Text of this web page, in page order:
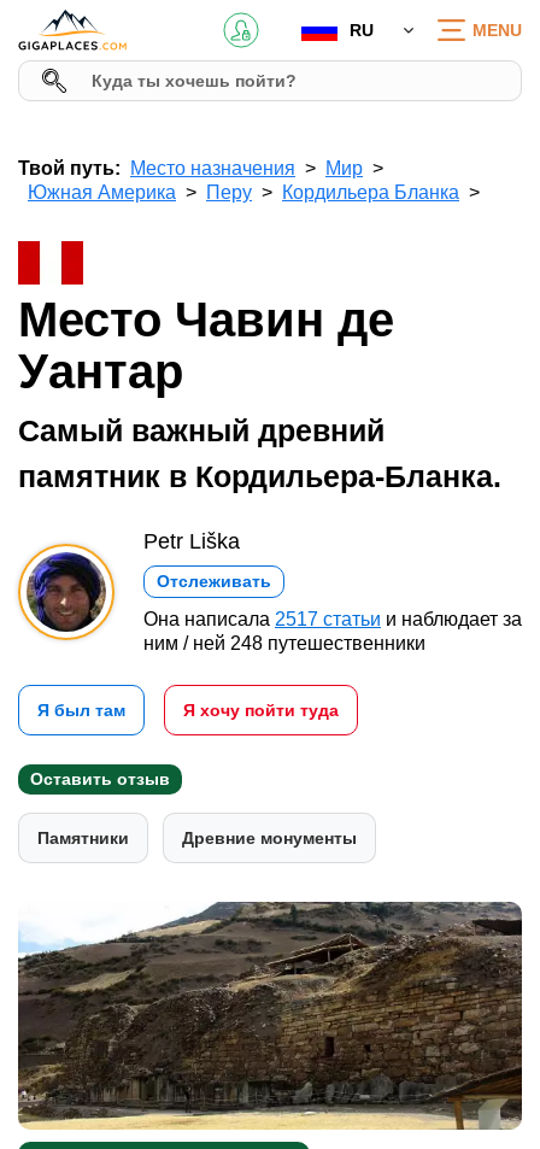
RU MENU
Твой путь: Место назначения
Мир
Южная Америка
Перу Кордильера Бланка
Место Чавин де
Уантар
Самый важный древний
памятник в Кордильера-Бланка.
Petr Liška
Отслеживать
Она написала 2517 статьи и наблюдает за
ним / ней 248 путешественники
Я был там Я хочу пойти туда
Оставить отзыв
Памятники Древние монументы